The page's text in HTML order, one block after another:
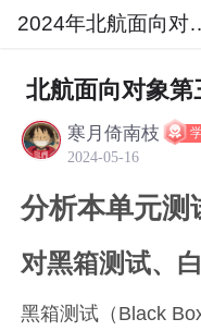
2024年北航
社区 2024年北航
北航面向对象第
寒月倚南枝
2024-05-16
分析本单元测
对黑箱测试、
黑箱测试（Black